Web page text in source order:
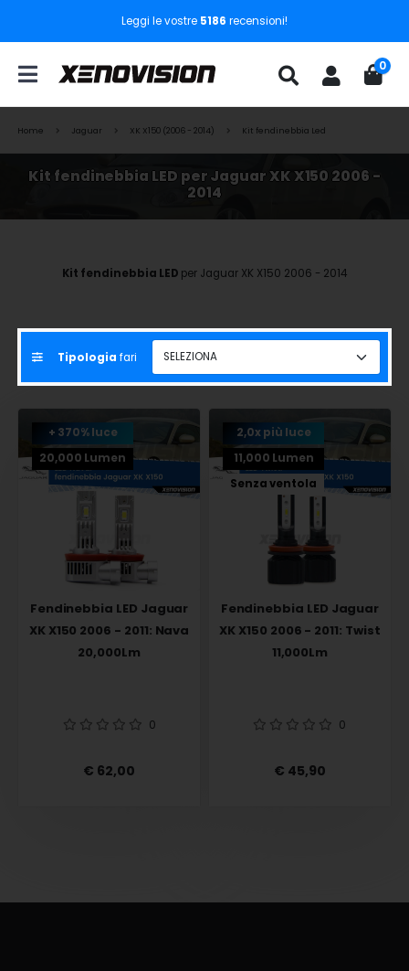
Leggi le vostre 5186 recensioni!
0
Home Jaguar XK X150 (2006 - 2014) Kit fendinebbia Led
Kit fendinebbia LED per Jaguar XK X150 2006 -
2014
Kit fendinebbia LED per Jaguar XK X150 2006 - 2014
Tipologia fari
+ 370% luce
20,000 Lumen
Fendinebbia LED Jaguar
XK X150 2006 - 2011: Nava
20,000Lm
0
€ 62,00
2,0x più luce
11,000 Lumen
Senza ventola
Fendinebbia LED Jaguar
XK X150 2006 - 2011: Twist
11,000Lm
0
€ 45,90